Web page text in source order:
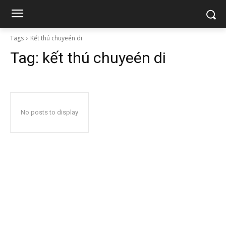
Tags Kết thú chuyeén di
Tag: kết thú chuyeén di
No posts to display